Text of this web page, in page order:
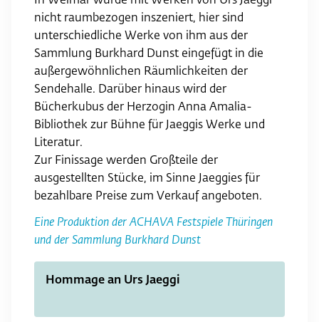
nicht raumbezogen inszeniert, hier sind
unterschiedliche Werke von ihm aus der
Sammlung Burkhard Dunst eingefügt in die
außergewöhnlichen Räumlichkeiten der
Sendehalle. Darüber hinaus wird der
Bücherkubus der Herzogin Anna Amalia-
Bibliothek zur Bühne für Jaeggis Werke und
Literatur.
Zur Finissage werden Großteile der
ausgestellten Stücke, im Sinne Jaeggies für
bezahlbare Preise zum Verkauf angeboten.
Eine Produktion der ACHAVA Festspiele Thüringen
und der Sammlung Burkhard Dunst
Hommage an Urs Jaeggi